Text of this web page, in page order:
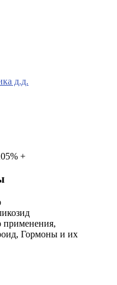
д.д.
+
применения,
Гормоны и их